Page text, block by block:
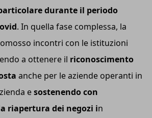
durante il periodo
. In quella fase complessa, la
incontri con le istituzioni
a ottenere il riconoscimento
anche per le aziende operanti in
esostenendo con
riapertura dei negozi in